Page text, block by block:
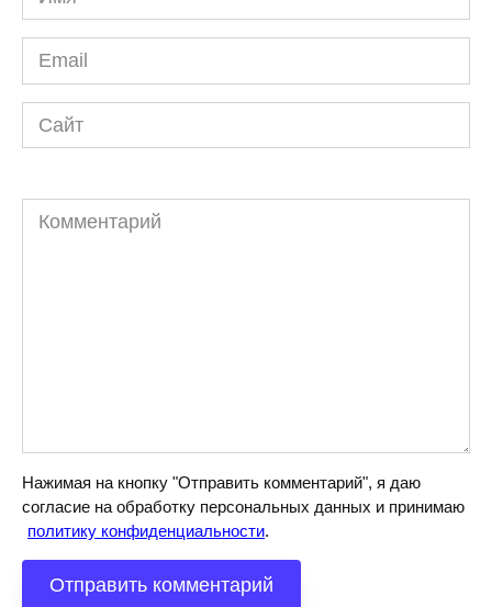
*
Email
*
Сайт
Комментарий
Нажимая на кнопку "Отправить комментарий", я даю
согласие на обработку персональных данных и принимаю
политику конфиденциальности.